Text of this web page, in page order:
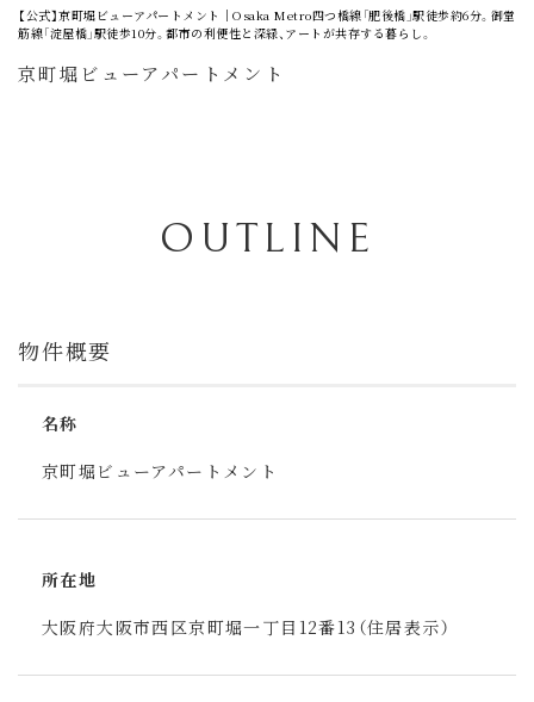
【公式】京町堀ビューアパートメント│Osaka Metro四つ橋線「肥後橋」駅徒歩約6分。御堂
筋線「淀屋橋」駅徒歩10分。都市の利便性と深緑、アートが共存する暮らし。
京町堀ビューアパートメント
OUTLINE
物件概要
名称
京町堀ビューアパートメント
所在地
大阪府大阪市西区京町堀一丁目12番13（住居表示）